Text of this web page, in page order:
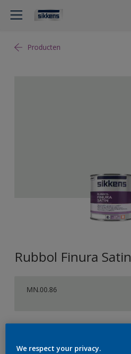
Producten
Rubbol Finura Satin
MN.00.86
1 L
We respect your privacy.